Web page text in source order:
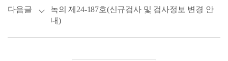
다음글
녹의 제24-187호(신규검사 및 검사정보 변경 안
내)